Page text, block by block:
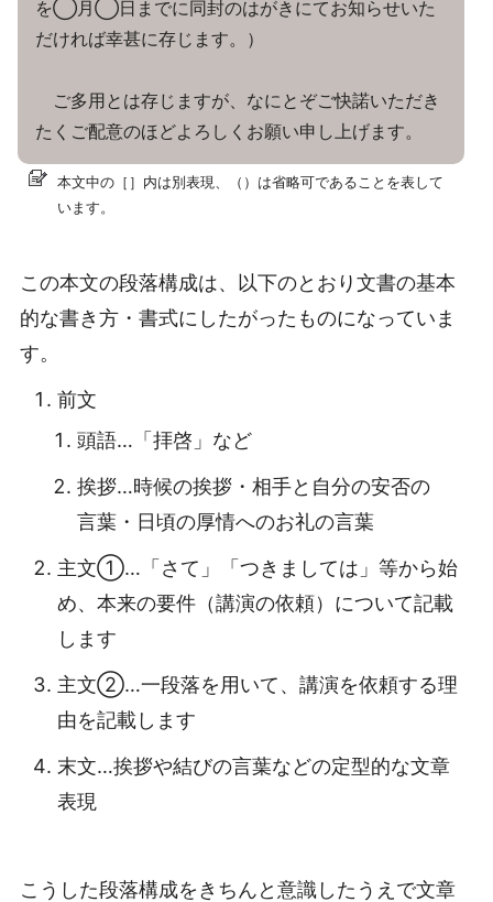
を◯月◯日までに同封のはがきにてお知らせいた
だければ幸甚に存じます。）
ご多用とは存じますが、なにとぞご快諾いただき
たくご配意のほどよろしくお願い申し上げます。
本文中の［］内は別表現、（）は省略可であることを表して
います。
この本文の段落構成は、以下のとおり文書の基本
的な書き方・書式にしたがったものになっていま
す。
前文
頭語…「拝啓」など
挨拶…時候の挨拶・相手と自分の安否の
言葉・日頃の厚情へのお礼の言葉
主文①…「さて」「つきましては」等から始
め、本来の要件（講演の依頼）について記載
します
主文②…一段落を用いて、講演を依頼する理
由を記載します
末文…挨拶や結びの言葉などの定型的な文章
表現
こうした段落構成をきちんと意識したうえで文章